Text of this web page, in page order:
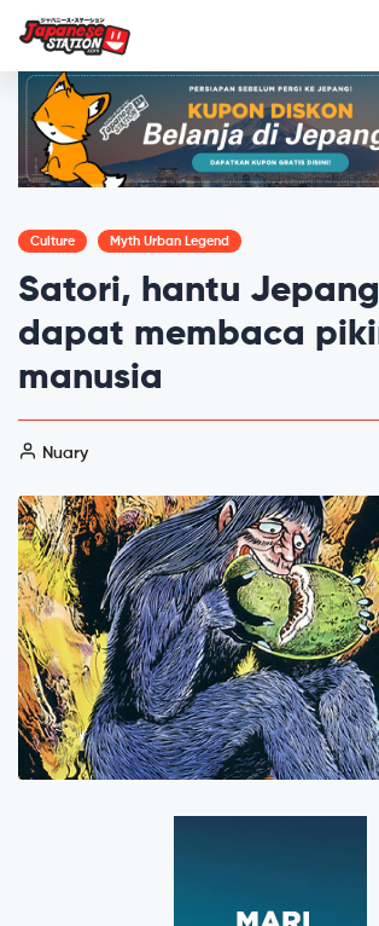
Culture Myth Urban Legend
Satori, hantu
dapat membaca
manusia
Nuary